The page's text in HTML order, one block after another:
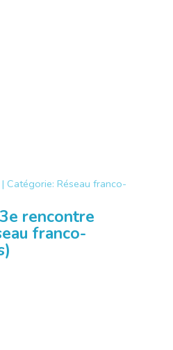
Catégorie: Réseau franco-
rencontre
franco-